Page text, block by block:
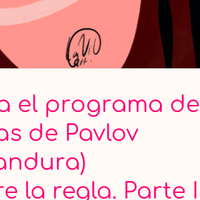
el programa de
de Pavlov
la regla. Parte I